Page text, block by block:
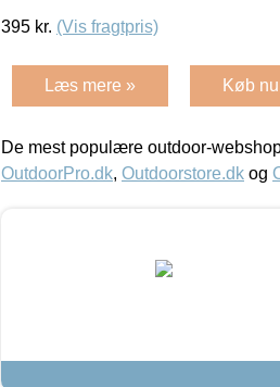
395 kr. (Vis fragtpris)
Læs mere » Køb
De mest populære outdoor-
OutdoorPro.dk, Outdoorstore.dk og